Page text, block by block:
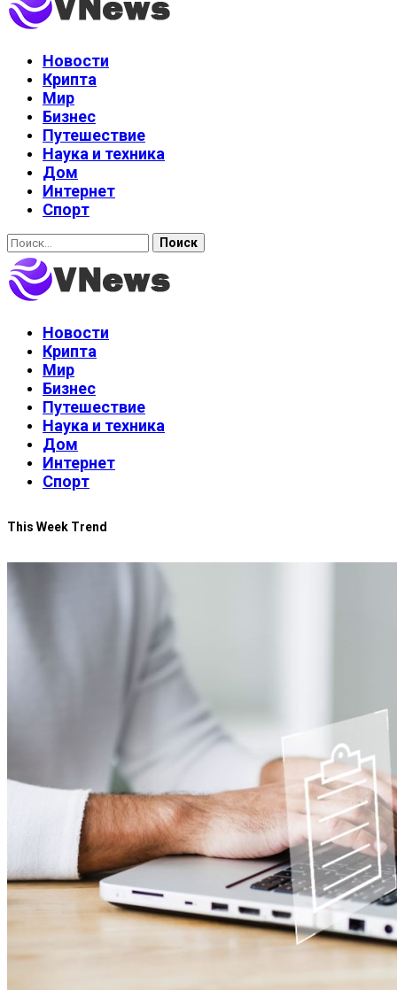
Новости
Крипта
Мир
Бизнес
Путешествие
Наука и техника
Дом
Интернет
Спорт
Найти:
Новости
Крипта
Мир
Бизнес
Путешествие
Наука и техника
Дом
Интернет
Спорт
This Week Trend